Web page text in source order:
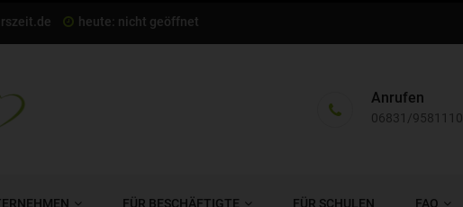
heute: nicht geöffnet
Anrufen
06831/9581110
FÜR BESCHÄFTIGTE FÜR SCHULEN FAQ